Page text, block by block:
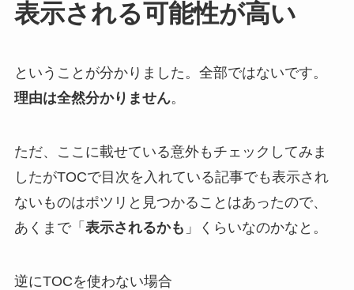
表示される可能性が高い
ということが分かりました。全部ではないです。
理由は全然分かりません。
ただ、ここに載せている意外もチェックしてみま
したがTOCで目次を入れている記事でも表示され
ないものはポツリと見つかることはあったので、
あくまで「 表示されるかも 」くらいなのかなと。
逆にTOCを使わない場合